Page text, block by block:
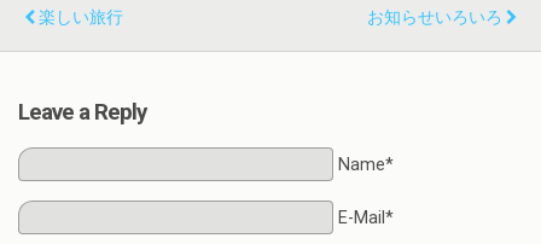
楽しい旅行
お知らせいろいろ
Leave a Reply
Name*
E-Mail*